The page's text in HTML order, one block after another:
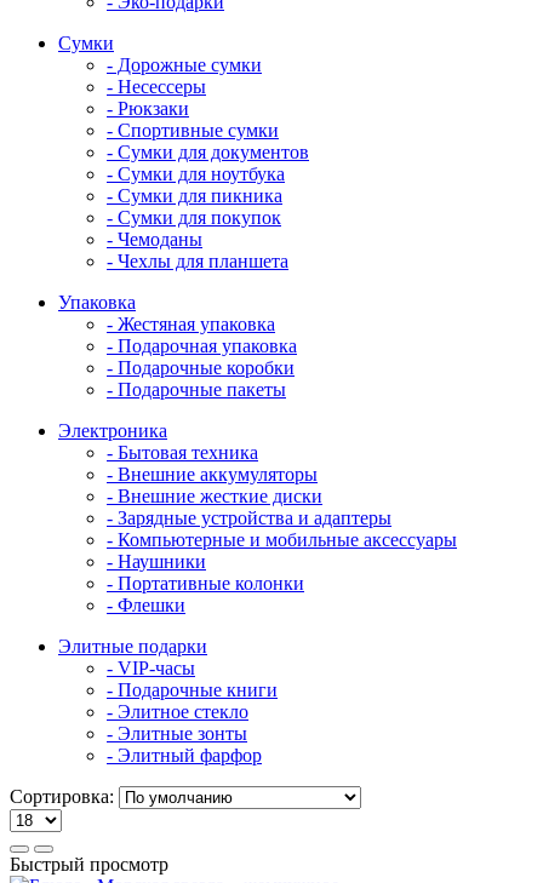
Сумки
- Дорожные сумки
- Несессеры
- Рюкзаки
- Спортивные сумки
- Сумки для документов
- Сумки для ноутбука
- Сумки для пикника
- Сумки для покупок
- Чемоданы
- Чехлы для планшета
Упаковка
- Жестяная упаковка
- Подарочная упаковка
- Подарочные коробки
- Подарочные пакеты
Электроника
- Бытовая техника
- Внешние аккумуляторы
- Внешние жесткие диски
- Зарядные устройства и адаптеры
- Компьютерные и мобильные аксессуары
- Наушники
- Портативные колонки
- Флешки
Элитные подарки
- VIP-часы
- Подарочные книги
- Элитное стекло
- Элитные зонты
- Элитный фарфор
Сортировка:
Быстрый просмотр